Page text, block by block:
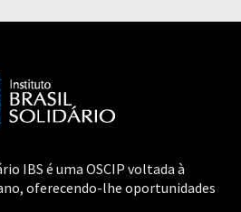
IBS é uma OSCIP voltada à
oferecendo-lhe oportunidades